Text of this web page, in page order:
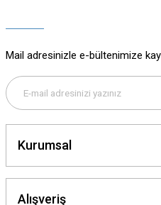
Bu ürüne benzer farklı
Mail adresinizle e-bültenimize
Kurumsal
Alışveriş